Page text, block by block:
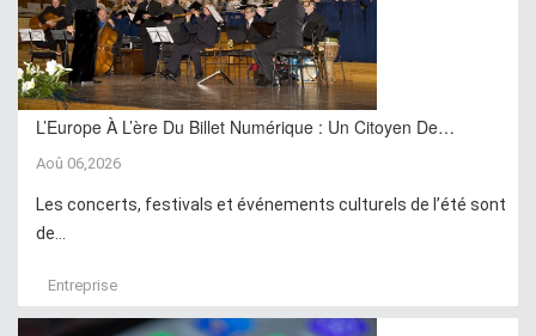
L’Europe À L’ère Du Billet Numérique : Un Citoyen De…
Aoû 06,2026
Les concerts, festivals et événements culturels de l’été sont
de...
Entreprise